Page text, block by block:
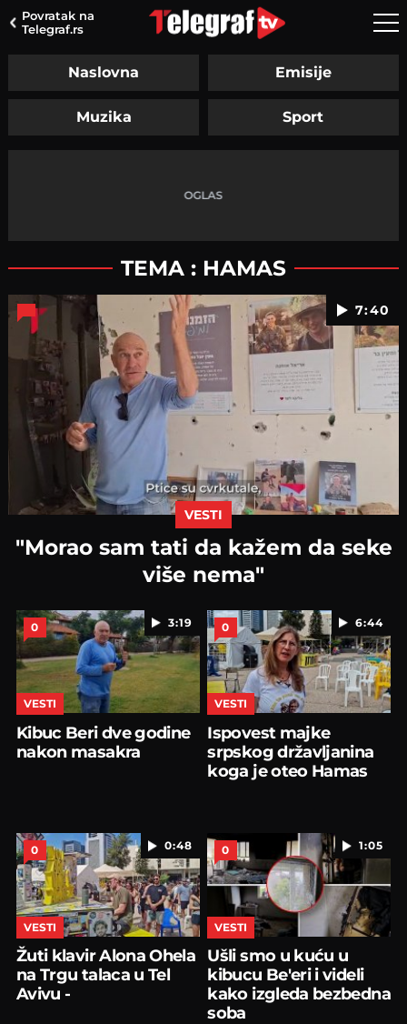
Povratak na
Telegraf.rs
Naslovna Emisije
Muzika Sport
TEMA : HAMAS
7:40
VESTI
"Morao sam tati da kažem da seke
više nema"
3:19
0
VESTI
Kibuc Beri dve godine
nakon masakra
6:44
0
VESTI
Ispovest majke
srpskog državljanina
koga je oteo Hamas
0:48
0
VESTI
Žuti klavir Alona Ohela
na Trgu talaca u Tel
Avivu -
1:05
0
VESTI
Ušli smo u kuću u
kibucu Be'eri i videli
kako izgleda bezbedna
soba